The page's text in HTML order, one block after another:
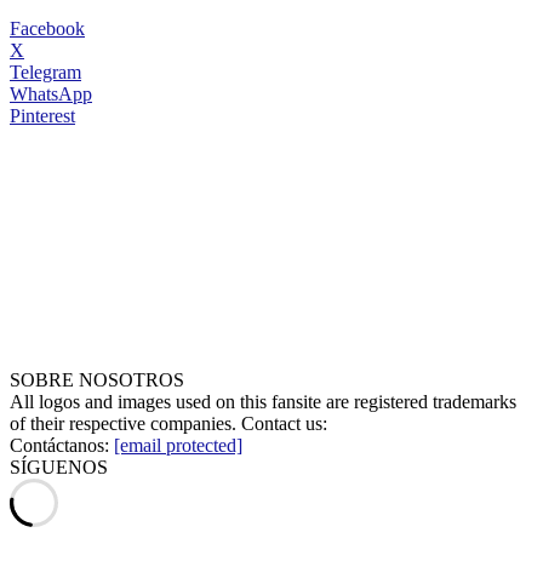
Facebook
X
Telegram
WhatsApp
Pinterest
SOBRE NOSOTROS
All logos and images used on this fansite are registered trademarks
of their respective companies. Contact us:
Contáctanos: [email protected]
SÍGUENOS